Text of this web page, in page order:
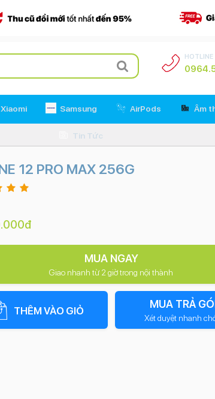
HOTLINE
Xiaomi Samsung AirPods Âm
Tin Tức
12 PRO MAX 256G
MUA NGAY
Giao nhanh từ 2 giờ trong nội thành
THÊM VÀO GIỎ
MUA TRẢ
Xét duyệt nhanh